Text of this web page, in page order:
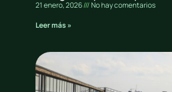
21 enero, 2026
No hay comentarios
Leer más »